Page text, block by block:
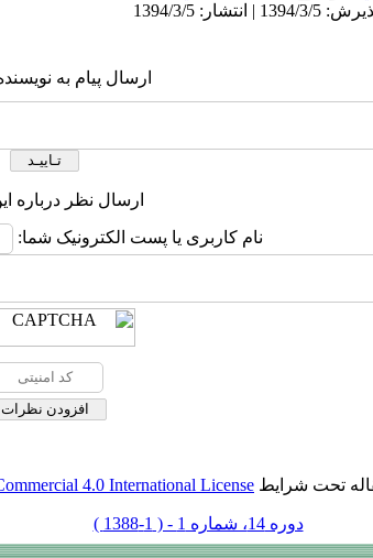
ارسال پیام به
ارسال نظر درباره
نام کاربری یا پست الکترونیک شما:
تحت شرایط 4.0 International License
دوره 14، شماره 1 - ( 1-1388 )